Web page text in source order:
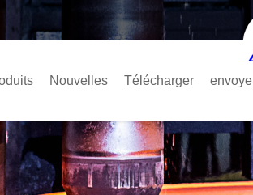
Nouvelles Télécharger